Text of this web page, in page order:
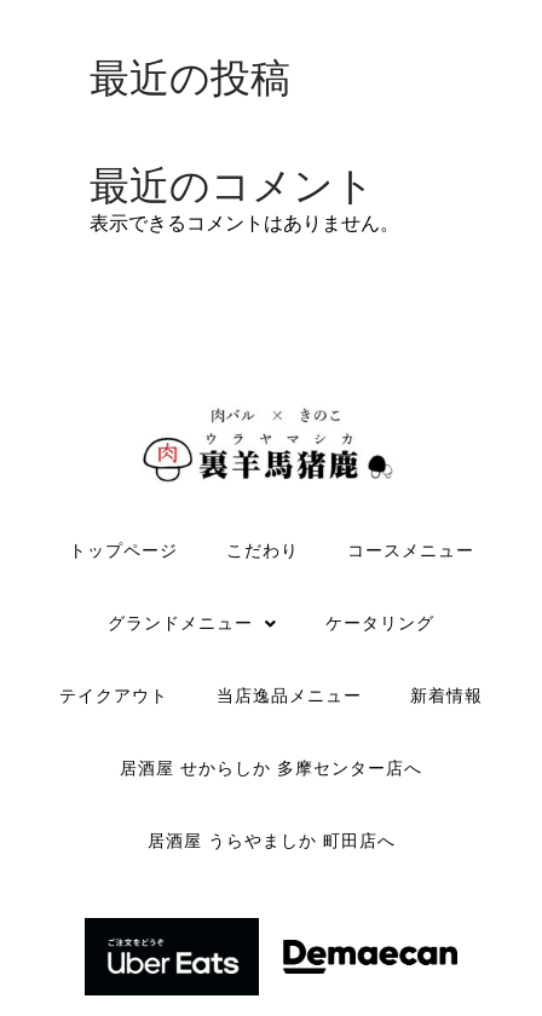
最近の投稿
最近のコメント
表示できるコメントはありません。
トップページ こだわり コースメニュー
グランドメニュー ケータリング
テイクアウト 当店逸品メニュー 新着情報
居酒屋 せからしか 多摩センター店へ
居酒屋 うらやましか 町田店へ